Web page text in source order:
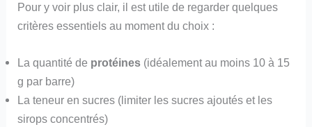
Pour y voir plus clair, il est utile de regarder quelques
critères essentiels au moment du choix :
La quantité de protéines (idéalement au moins 10 à 15
g par barre)
La teneur en sucres (limiter les sucres ajoutés et les
sirops concentrés)